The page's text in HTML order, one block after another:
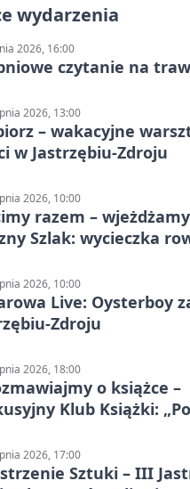
wydarzenia
2026, 16:00
czytanie na
2026, 13:00
– wakacyjne
w Jastrzębiu-Zdroju
2026, 10:00
razem –
Szlak: wycieczka
2026, 10:00
Live: Oysterboy
Zdroju
2026, 18:00
o książce –
Klub Książki:
2026, 17:00
Sztuki – III